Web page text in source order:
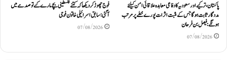
پاکستان، ترکیے اور سعودیہ کا دفاعی معاہدہ علاقائی امن کیلئے
مددگار ثابت ہوگا جس کے مثبت اثرات پورے خطے پر مرتب
ہونگے: فیصل بن فرحان
07/08/2026
فوج چھوڑ کر دیکھا کہ کتنے فلسطینی بچے مارے گئے تو صدمے میں
آگئی: سابق اسرائیلی خاتون فوجی
07/08/2026